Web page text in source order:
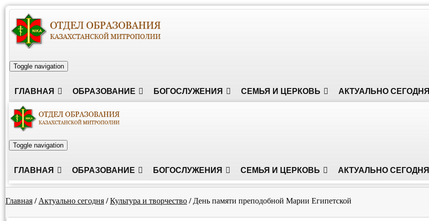
Toggle navigation
ГЛАВНАЯ ОБРАЗОВАНИЕ БОГОСЛУЖЕНИЯ СЕМЬЯ И ЦЕРКОВЬ АКТУАЛЬНО СЕГОДНЯ
Toggle navigation
ГЛАВНАЯ ОБРАЗОВАНИЕ БОГОСЛУЖЕНИЯ СЕМЬЯ И ЦЕРКОВЬ АКТУАЛЬНО СЕГОДНЯ
Главная/ Актуально сегодня/Культура и творчество/ День памяти преподобной Марии Египетской